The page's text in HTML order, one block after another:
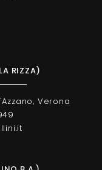
RIZZA)
Verona